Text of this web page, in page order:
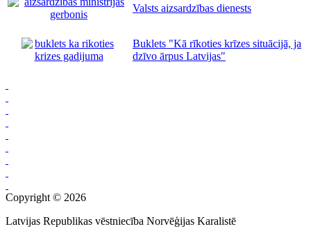
Valsts aizsardzības dienests
Buklets "Kā rīkoties krīzes situācijā, ja
dzīvo ārpus Latvijas"
Copyright © 2026
Latvijas Republikas vēstniecība Norvēģijas Karalistē